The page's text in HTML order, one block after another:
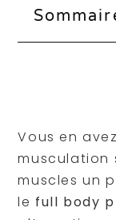
Vous en
musculation
muscles un
le full body